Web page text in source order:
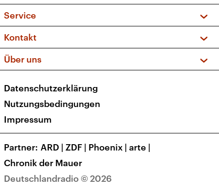
Sendungen und Podcasts
Musikliste
Kakadu – Das Kinderprogramm
Frequenzen (UKW + DAB+)
Service
FAQ
Apps
Newsletter
Veranstaltungen
Kontakt
Social Media
Über uns
Presse
Karriere
Transparenz
Deutschlandradio © 2026
Datenschutzerklärung
Nutzungsbedingungen
Impressum
Partner ARD | ZDF | Phoenix | arte |
Chronik der Mauer